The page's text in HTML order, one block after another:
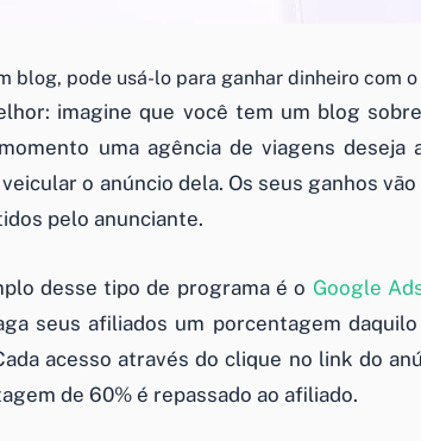
blog, pode usá-lo para ganhar dinheiro com
imagine que você tem um blog
uma agência de viagens deseja
o anúncio dela. Os seus ganhos
pelo anunciante.
desse tipo de programa é o Google
seus afiliados um porcentagem
acesso através do clique no link do
de 60% é repassado ao afiliado.